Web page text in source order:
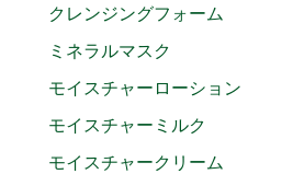
クレンジングフォーム
ミネラルマスク
モイスチャーローション
モイスチャーミルク
モイスチャークリーム